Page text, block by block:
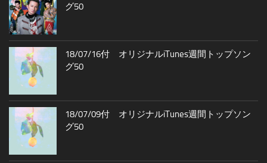
グ50
18/07/16付 オリジナルiTunes週間トップソン
グ50
18/07/09付 オリジナルiTunes週間トップソン
グ50